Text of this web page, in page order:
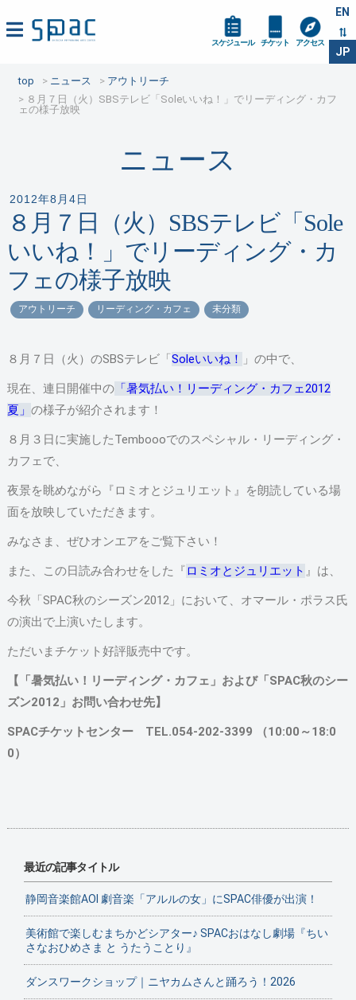
EN
JP
スケジュール チケット アクセス
top ニュース
アウトリーチ
８月７日（火）SBSテレビ「Soleいいね！」でリーディング・カフ
ェの様子放映
ニュース
2012年8月4日
８月７日（火）SBSテレビ「Sole
いいね！」でリーディング・カ
フェの様子放映
アウトリーチ リーディング・カフェ 未分類
８月７日（火）のSBSテレビ「Soleいいね！ 」の中で、
現在、連日開催中の「暑気払い！リーディング・カフェ2012
夏」 の様子が紹介されます！
８月３日に実施したTemboooでのスペシャル・リーディング・
カフェで、
夜景を眺めながら『ロミオとジュリエット』を朗読している場
面を放映していただきます。
みなさま、ぜひオンエアをご覧下さい！
また、この日読み合わせをした『ロミオとジュリエット 』は、
今秋「SPAC秋のシーズン2012」において、オマール・ポラス氏
の演出で上演いたします。
ただいまチケット好評販売中です。
【「暑気払い！リーディング・カフェ」および「SPAC秋のシー
ズン2012」お問い合わせ先】
SPACチケットセンター TEL.054-202-3399 （10:00～18:0
0）
最近の記事タイトル
静岡音楽館AOI 劇音楽「アルルの女」にSPAC俳優が出演！
美術館で楽しむまちかどシアター♪ SPACおはなし劇場『ちい
さなおひめさま と うたうことり』
ダンスワークショップ｜ニヤカムさんと踊ろう！2026